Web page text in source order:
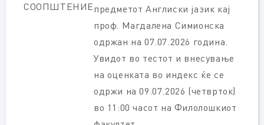
СООПШТЕНИЕпредметот Англиски јазик кај
проф. Магдалена Симионска
одржан на 07.07.2026 година.
Увидот во тестот и внесување
на оценката во индекс ќе се
одржи на 09.07.2026 (четврток)
во 11:00 часот на Филолошкиот